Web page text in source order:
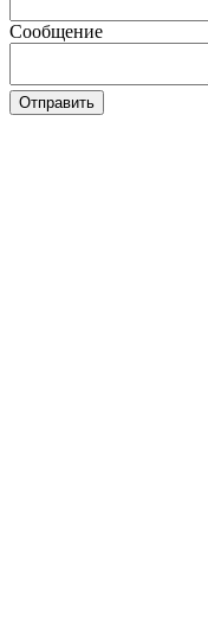
Сообщение
Отправить